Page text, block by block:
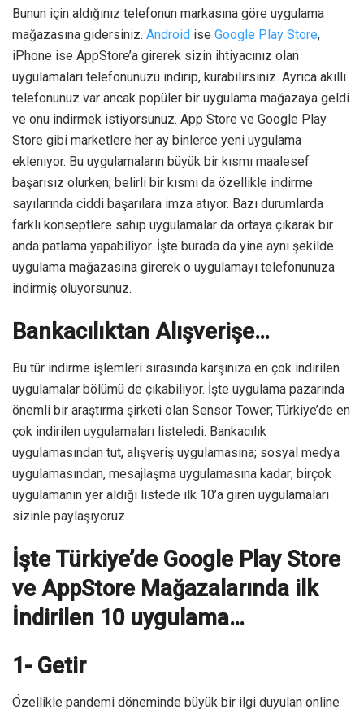
Bunun için aldığınız telefonun markasına göre uygulama
mağazasına gidersiniz. Android ise Google Play Store,
iPhone ise AppStore’a girerek sizin ihtiyacınız olan
uygulamaları telefonunuzu indirip, kurabilirsiniz. Ayrıca akıllı
telefonunuz var ancak popüler bir uygulama mağazaya geldi
ve onu indirmek istiyorsunuz. App Store ve Google Play
Store gibi marketlere her ay binlerce yeni uygulama
ekleniyor. Bu uygulamaların büyük bir kısmı maalesef
başarısız olurken; belirli bir kısmı da özellikle indirme
sayılarında ciddi başarılara imza atıyor. Bazı durumlarda
farklı konseptlere sahip uygulamalar da ortaya çıkarak bir
anda patlama yapabiliyor. İşte burada da yine aynı şekilde
uygulama mağazasına girerek o uygulamayı telefonunuza
indirmiş oluyorsunuz.
Bankacılıktan Alışverişe…
Bu tür indirme işlemleri sırasında karşınıza en çok indirilen
uygulamalar bölümü de çıkabiliyor. İşte uygulama pazarında
önemli bir araştırma şirketi olan Sensor Tower; Türkiye’de en
çok indirilen uygulamaları listeledi. Bankacılık
uygulamasından tut, alışveriş uygulamasına; sosyal medya
uygulamasından, mesajlaşma uygulamasına kadar; birçok
uygulamanın yer aldığı listede ilk 10’a giren uygulamaları
sizinle paylaşıyoruz.
İşte Türkiye’de Google Play Store
ve AppStore Mağazalarında ilk
İndirilen 10 uygulama…
1- Getir
Özellikle pandemi döneminde büyük bir ilgi duyulan online